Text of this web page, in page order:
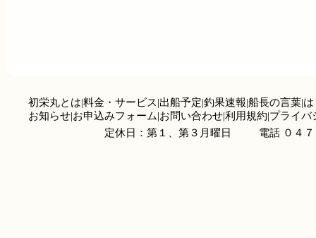
初栄丸とは|料金・サービス|出船予定|釣果速報|船長の言葉|
お知らせ|お申込みフォーム|お問い合わせ|利用規約|プライバ
定休日：第１、第３月曜日
電話 ０４